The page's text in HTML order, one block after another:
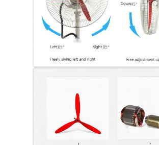
Explosion Proof Box
wyłącznik przeciwwybuchowy
wtyczka i gniazdo przeciwwybuchowe